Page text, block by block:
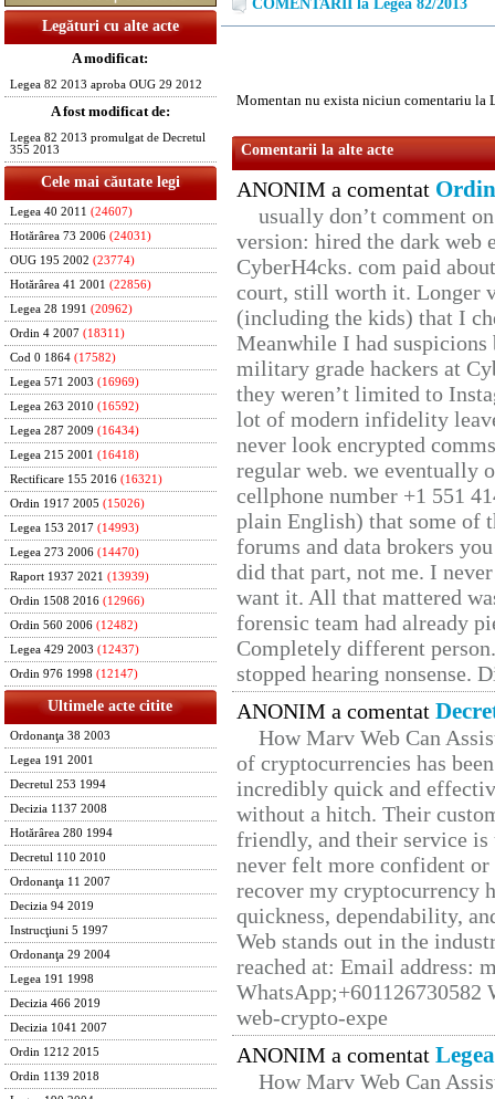
Legături cu alte acte
A modificat:
Legea 82 2013 aproba OUG 29 2012
A fost modificat de:
Legea 82 2013 promulgat de Decretul
355 2013
Cele mai căutate legi
Legea 40 2011 (24607)
Hotărârea 73 2006 (24031)
OUG 195 2002 (23774)
Hotărârea 41 2001 (22856)
Legea 28 1991 (20962)
Ordin 4 2007 (18311)
Cod 0 1864 (17582)
Legea 571 2003 (16969)
Legea 263 2010 (16592)
Legea 287 2009 (16434)
Legea 215 2001 (16418)
Rectificare 155 2016 (16321)
Ordin 1917 2005 (15026)
Legea 153 2017 (14993)
Legea 273 2006 (14470)
Raport 1937 2021 (13939)
Ordin 1508 2016 (12966)
Ordin 560 2006 (12482)
Legea 429 2003 (12437)
Ordin 976 1998 (12147)
Ultimele acte citite
Ordonanţa 38 2003
Legea 191 2001
Decretul 253 1994
Decizia 1137 2008
Hotărârea 280 1994
Decretul 110 2010
Ordonanţa 11 2007
Decizia 94 2019
Instrucţiuni 5 1997
Ordonanţa 29 2004
Legea 191 1998
Decizia 466 2019
Decizia 1041 2007
Ordin 1212 2015
Ordin 1139 2018
COMENTARII la Legea 82/2013
Momentan nu exista niciun comentariu la
Comentarii la alte acte
ANONIM a comentat
usually don’t comment
version: hired the dark web
CyberH4cks. com paid
court, still worth it. Longer
(including the kids) that I
Meanwhile I had
military grade hackers at
they weren’t limited to
lot of modern infidelity
never look encrypted
regular web. we eventually
cellphone number +1 551
plain English) that some of
forums and data brokers
did that part, not me. I
want it. All that mattered
forensic team had already
Completely different
stopped hearing nonsense.
ANONIM a comentat
How Marv Web Can
of cryptocurrencies has
incredibly quick and
without a hitch. Their
friendly, and their service
never felt more confident
recover my cryptocurrency
quickness, dependability,
Web stands out in the
reached at: Email address:
web-crypto-expe
ANONIM a comentat
How Marv Web Can